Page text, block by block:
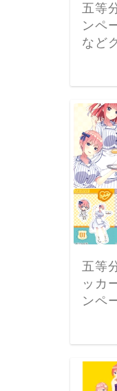
五等
ンペ
など
五等
ッカ
ンペ